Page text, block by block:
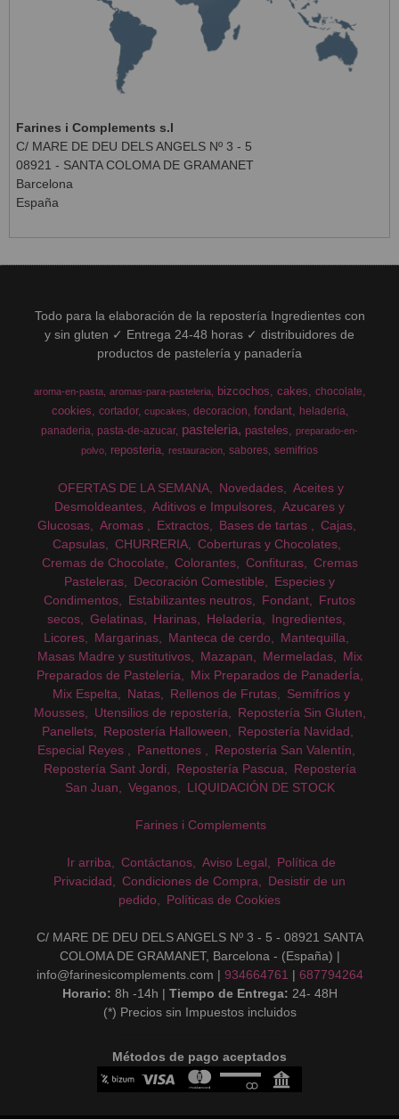
Farines i Complements s.l
C/ MARE DE DEU DELS ANGELS Nº 3 - 5
08921 - SANTA COLOMA DE GRAMANET
Barcelona
España
Todo para la elaboración de la repostería Ingredientes con
y sin gluten ✓ Entrega 24-48 horas ✓ distribuidores de
productos de pastelería y panadería
aroma-en-pasta aromas-para-pasteleria bizcochos cakes chocolate
cookies cortador cupcakes decoracion fondant
heladeria
panaderia pasta-de-azucar pasteleria pasteles
preparado-en-
polvo
reposteria restauracion sabores semifrios
OFERTAS DE LA SEMANA Novedades
Aceites y
Desmoldeantes
Aditivos e Impulsores
Azucares y
Glucosas
Aromas Extractos Bases de tartas
Cajas
Capsulas
CHURRERIA
Coberturas y Chocolates
Cremas de Chocolate
Colorantes Confituras
Cremas
Pasteleras
Decoración Comestible
Especies y
Condimentos
Estabilizantes neutros Fondant
Frutos
secos
Gelatinas Harinas Heladería
Ingredientes
Licores
Margarinas Manteca de cerdo
Mantequilla
Masas Madre y sustitutivos
Mazapan Mermeladas
Mix
Preparados de Pastelería
Mix Preparados de PanaderÍa
Mix Espelta
Natas Rellenos de Frutas
Semifríos y
Mousses
Utensilios de repostería
Repostería Sin Gluten
Panellets
Repostería Halloween
Repostería Navidad
Especial Reyes
Panettones
Repostería San Valentín
Repostería Sant Jordi
Repostería Pascua
Repostería
San Juan
Veganos LIQUIDACIÓN DE STOCK
Farines i Complements
Ir arriba Contáctanos Aviso Legal
Política de
Privacidad
Condiciones de Compra
Desistir de un
pedido
Políticas de Cookies
C/ MARE DE DEU DELS ANGELS Nº 3 - 5 - 08921 SANTA
COLOMA DE GRAMANET, Barcelona - (España) |
info@farinesicomplements.com | 934664761 | 687794264
Horario: 8h -14h | Tiempo de Entrega: 24- 48H
(*) Precios sin Impuestos incluidos
Métodos de pago aceptados